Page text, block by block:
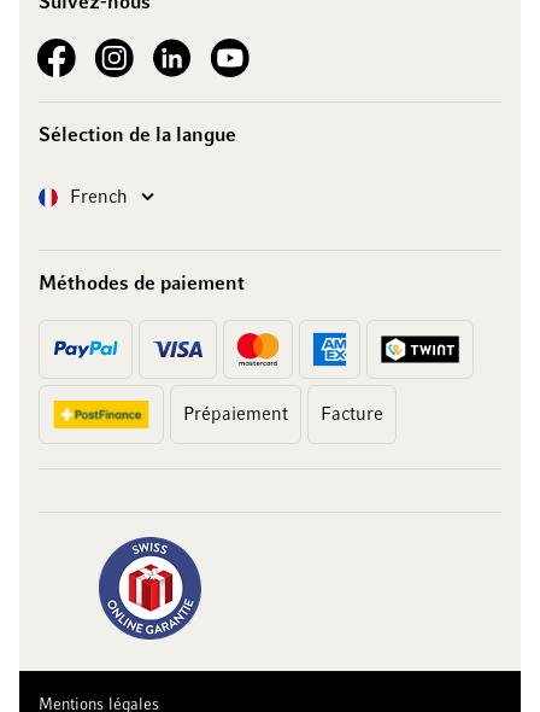
See our FacebookSee our Instagram account
See our LinkedInSee our YouTube channel
Sélection de la langue
LangueFrench
Méthodes de paiement
Prépaiement Facture
Mentions légales